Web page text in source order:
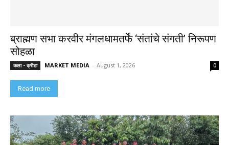
ब्राह्मण सभा करवीर मंगलधामतर्फे ‘संतांचे संगती’ निरूपण
सोहळा
कला - क्रीडा MARKET MEDIA - August 1, 2026 0
Read more